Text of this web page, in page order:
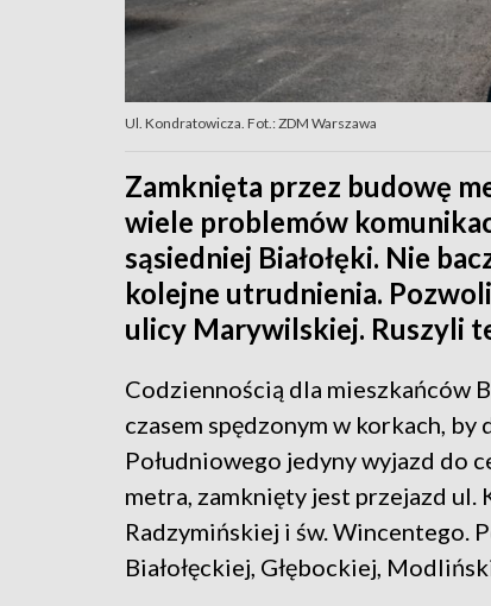
Ul. Kondratowicza. Fot.: ZDM Warszawa
Zamknięta przez budowę
wiele problemów
sąsiedniej Białołęki. Nie
kolejne utrudnienia.
ulicy Marywilskiej. Ruszyli
Codziennością dla mieszkańców
czasem spędzonym w korkach, by
Południowego jedyny wyjazd do
metra, zamknięty jest przejazd
Radzymińskiej i św. Wincentego.
Białołęckiej, Głębockiej,